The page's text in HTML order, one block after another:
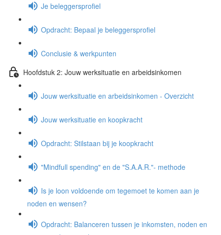
Je beleggersprofiel
Opdracht: Bepaal je beleggersprofiel
Conclusie & werkpunten
Hoofdstuk 2: Jouw werksituatie en arbeidsinkomen
Jouw werksituatie en arbeidsinkomen - Overzicht
Jouw werksituatie en koopkracht
Opdracht: Stilstaan bij je koopkracht
"Mindfull spending" en de "S.A.A.R."- methode
Is je loon voldoende om tegemoet te komen aan je
noden en wensen?
Opdracht: Balanceren tussen je inkomsten, noden en